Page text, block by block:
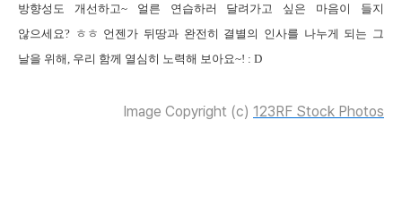
방향성도 개선하고~ 얼른 연습하러 달려가고 싶은 마음이 들지
않으세요? ㅎㅎ 언젠가 뒤땅과 완전히 결별의 인사를 나누게 되는 그
날을 위해 우리 함께 열심히 노력해 보아요~! : D
Image Copyright (c) 123RF Stock Photos